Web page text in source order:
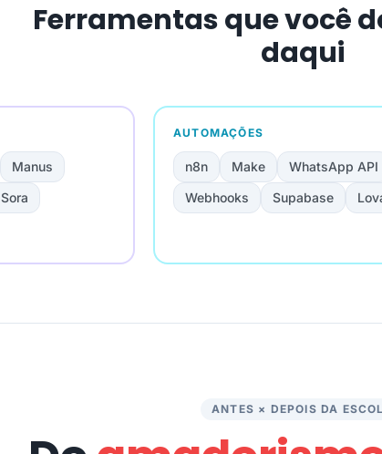
Ferramentas que você
daqui
Manus
Sora
AUTOMAÇÕES
n8n Make
WhatsApp API
Webhooks
Supabase
ANTES × DEPOIS DA